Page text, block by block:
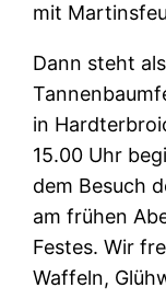
mit
Dann steht
in
15.00 Uhr
dem Besuch
am frühen
Festes. Wir
Waffeln,